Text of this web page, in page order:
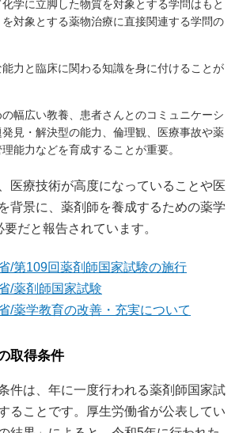
学に立脚した物質を対象とする学問はもと
対象とする薬物治療に直接関連する学問の
力と臨床に関わる知識を身に付けることが
幅広い教養、患者さんとのコミュニケーシ
発見・解決型の能力、倫理観、医療事故や薬
能力などを育成することが重要。
医療技術が高度になっていることや医
背景に、薬剤師を養成するための薬学
だと報告されています。
/第109回薬剤師国家試験の施行
/薬剤師国家試験
/薬学教育の改善・充実について
取得条件
件は、年に一度行われる薬剤師国家試
ることです。厚生労働省が公表してい